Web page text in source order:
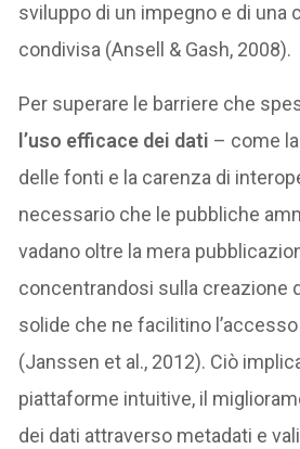
sviluppo di un impegno e di una
condivisa (Ansell & Gash, 2008).
Per superare le barriere che
l’uso efficace dei dati – come
delle fonti e la carenza di
necessario che le pubbliche
vadano oltre la mera
concentrandosi sulla creazione
solide che ne facilitino
(Janssen et al., 2012). Ciò
piattaforme intuitive, il
dei dati attraverso metadati e